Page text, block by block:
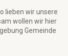
lieben wir unsere
wollen wir hier
Gemeinde